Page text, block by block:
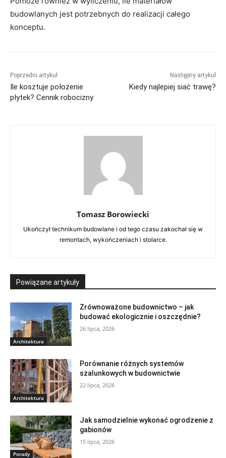
budowlanych jest potrzebnych do realizacji całego
konceptu.
Poprzedni artykuł
Ile kosztuje położenie
płytek? Cennik robocizny
Następny artykuł
Kiedy najlepiej siać trawę?
Tomasz Borowiecki
Ukończył technikum budowlane i od tego czasu zakochał się w
remontach, wykończeniach i stolarce.
Powiązane artykuły
Architektura
Zrównoważone budownictwo – jak
budować ekologicznie i oszczędnie?
26 lipca, 2026
Architektura
Porównanie różnych systemów
szalunkowych w budownictwie
22 lipca, 2026
Porady
Jak samodzielnie wykonać ogrodzenie z
gabionów
15 lipca, 2026